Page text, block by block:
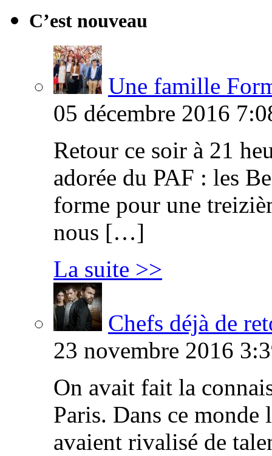
C’est nouveau
Une famille
05 décembre 2016
Retour ce soir à 21
adorée du PAF : les
forme pour une
nous […]
La suite >>
Chefs déjà de
23 novembre 2016
On avait fait la
Paris. Dans ce
avaient rivalisé de